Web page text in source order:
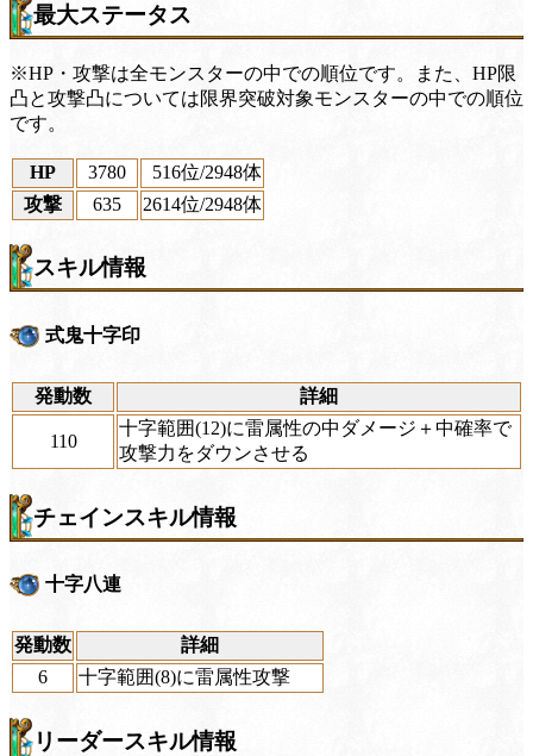
最大ステータス
※HP・攻撃は全モンスターの中での順位です。また、HP限
凸と攻撃凸については限界突破対象モンスターの中での順位
です。
HP 3780 516位/2948体
攻撃
635 2614位/2948体
スキル情報
式鬼十字印
発動数 詳細
110
十字範囲(12)に雷属性の中ダメージ＋中確率で
攻撃力をダウンさせる
チェインスキル情報
十字八連
発動数
詳細
6
十字範囲(8)に雷属性攻撃
リーダースキル情報